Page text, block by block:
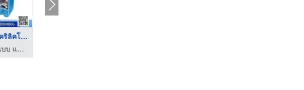
รับทำถาดอะคริลิคโชว์ ...
รับผลิต ออกแบบ แปรรูปอะคริลิค - สตาร์มีเดียเฮาส์